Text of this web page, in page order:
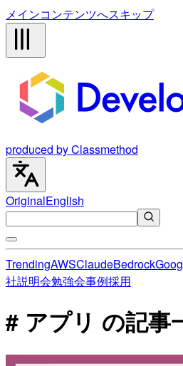
メインコンテンツへスキップ
produced by Classmethod
OriginalEnglish
TrendingAWSClaudeBedrock
社説明会勉強会事例採用
# アプリ の記事